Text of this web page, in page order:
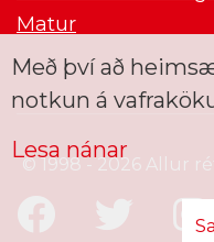
Matur
© 1998 - 2026 Allur
Með því að
notkun á
Lesa nánar